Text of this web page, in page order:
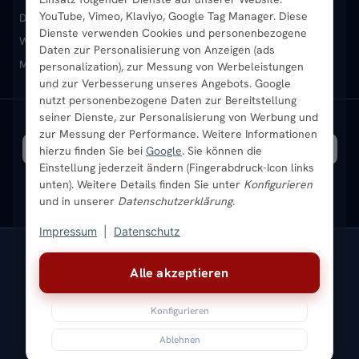
Alle akzeptieren
Konfigurieren
Ablehnen
YouTube, Vimeo, Klaviyo, Google Tag Manager. Diese
Dienste verwenden Cookies und personenbezogene
Daten zur Personalisierung von Anzeigen (ads
personalization), zur Messung von Werbeleistungen
und zur Verbesserung unseres Angebots. Google
nutzt personenbezogene Daten zur Bereitstellung
seiner Dienste, zur Personalisierung von Werbung und
zur Messung der Performance. Weitere Informationen
hierzu finden Sie bei Google. Sie können die
Einstellung jederzeit ändern (Fingerabdruck-Icon links
unten). Weitere Details finden Sie unter Konfigurieren
und in unserer Datenschutzerklärung.
Impressum Datenschutz
Heizkörper-Zubehör
Montageservice vor Ort
Sendung verfolgen
Karriere
Ratgeber
Bestpreisgarantie
Newsletter
Aktuelle Angebote
Design-HeizkörperPaneelheizkörperVertikal-Heizkörper
Wandheizkörper Wohnraum-Heizkörper Badheizkörper Schwarz
Mischbetrieb-HeizkörperHeizkörper-ZubehörAktuelle Angebote
VERSAND MIT
* Alle Preise inkl. gesetzlicher USt. |Kostenloser Versand
Impressum AGBWiderrufsbelehrung
Versandkosten
BatteriegesetzSitemap